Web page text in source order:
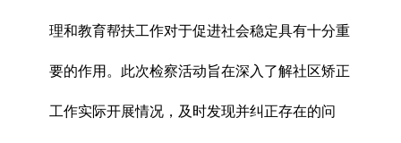
理和教育帮扶工作对于促进社会稳定具有十分重
要的作用。此次检察活动旨在深入了解社区矫正
工作实际开展情况，及时发现并纠正存在的问